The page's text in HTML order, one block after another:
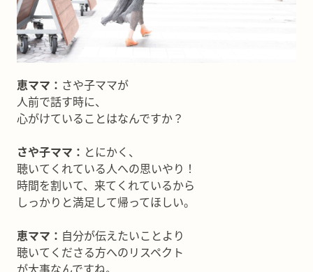
恵ママ： さや子ママが
人前で話す時に、
心がけていることはなんですか？
さや子ママ： とにかく、
聴いてくれている人への思いやり！
時間を割いて、来てくれているから
しっかりと満足して帰ってほしい。
恵ママ： 自分が伝えたいことより
聴いてくださる方へのリスペクト